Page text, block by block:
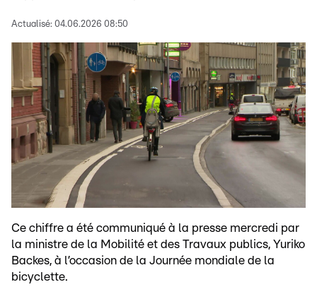
Actualisé: 04.06.2026 08:50
Ce chiffre a été communiqué à la presse mercredi par
la ministre de la Mobilité et des Travaux publics, Yuriko
Backes, à l’occasion de la Journée mondiale de la
bicyclette.